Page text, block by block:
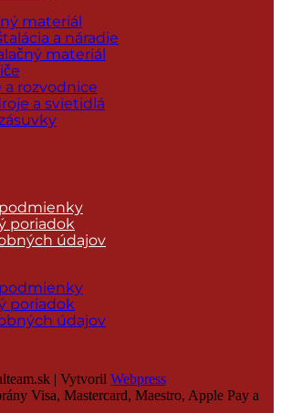
materiál
a náradie
materiál
a rozvodnice
a svietidlá
poriadok
údajov
poriadok
údajov
| Vytvoril Webpress